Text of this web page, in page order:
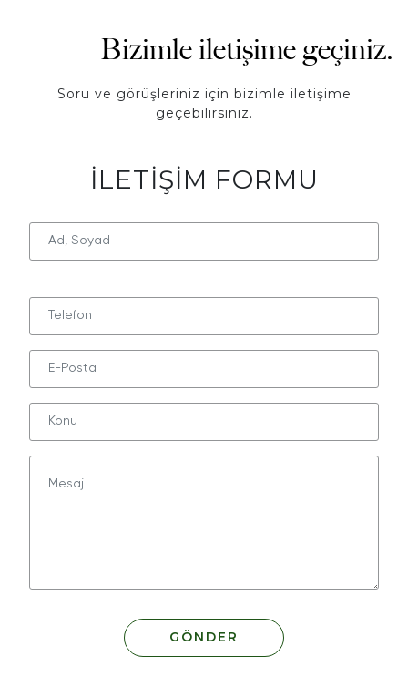
Bizimle iletişime geçiniz.
Soru ve görüşleriniz için bizimle iletişime
geçebilirsiniz.
İLETIŞIM FORMU
GÖNDER